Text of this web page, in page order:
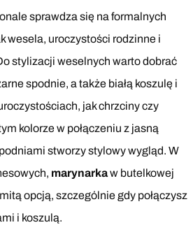
sprawdza się na formalnych
wesela, uroczystości rodzinne i
stylizacji weselnych warto dobrać
spodnie, a także białą koszulę i
jak chrzciny czy
kolorze w połączeniu z jasną
stworzy stylowy wygląd. W
marynarkaw butelkowej
opcją, szczególnie gdy połączysz
i koszulą.